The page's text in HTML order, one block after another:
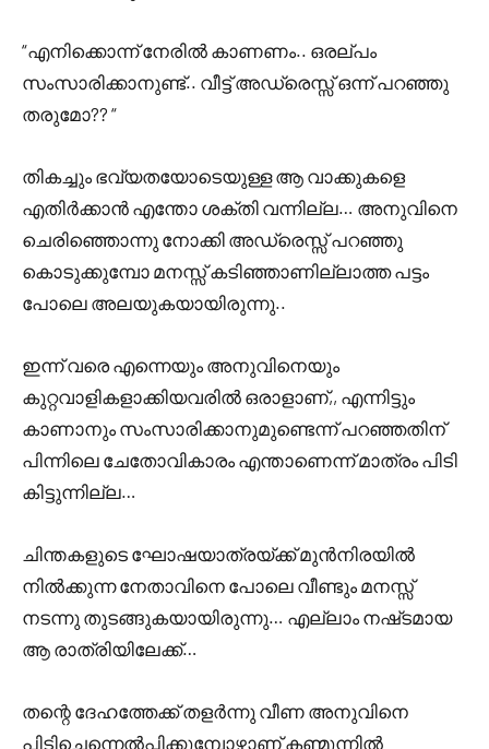
“എനിക്കൊന്ന് നേരിൽ കാണണം.. ഒരല്പം
സംസാരിക്കാനുണ്ട്.. വീട്ട് അഡ്രെസ്സ് ഒന്ന് പറഞ്ഞു
തരുമോ?? “
തികച്ചും ഭവ്യതയോടെയുള്ള ആ വാക്കുകളെ
എതിർക്കാൻ എന്തോ ശക്തി വന്നില്ല… അനുവിനെ
ചെരിഞ്ഞൊന്നു നോക്കി അഡ്രെസ്സ് പറഞ്ഞു
കൊടുക്കുമ്പോ മനസ്സ് കടിഞ്ഞാണില്ലാത്ത പട്ടം
പോലെ അലയുകയായിരുന്നു..
ഇന്ന് വരെ എന്നെയും അനുവിനെയും
കുറ്റവാളികളാക്കിയവരിൽ ഒരാളാണ്,, എന്നിട്ടും
കാണാനും സംസാരിക്കാനുമുണ്ടെന്ന് പറഞ്ഞതിന്
പിന്നിലെ ചേതോവികാരം എന്താണെന്ന് മാത്രം പിടി
കിട്ടുന്നില്ല…
ചിന്തകളുടെ ഘോഷയാത്രയ്ക്ക് മുൻനിരയിൽ
നിൽക്കുന്ന നേതാവിനെ പോലെ വീണ്ടും മനസ്സ്
നടന്നു തുടങ്ങുകയായിരുന്നു… എല്ലാം നഷ്‌ടമായ
ആ രാത്രിയിലേക്ക്…
തന്റെ ദേഹത്തേക്ക് തളർന്നു വീണ അനുവിനെ
പിടിച്ചെന്നെൽപ്പിക്കുമ്പോഴാണ് കണ്മുന്നിൽ